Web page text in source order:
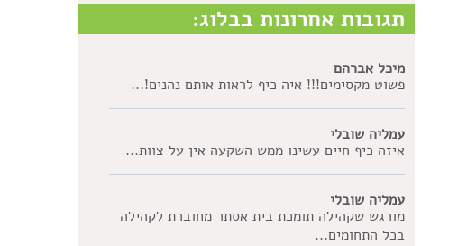
תגובות אחרונות בבלוג:
מיכל אברהם
פשוט מקסימים!!! איה כיף לראות אותם נהנים!...
עמליה שובלי
איזה כיף חיים עשינו ממש השקעה אין על צוות...
עמליה שובלי
מורגש שקהילה תומכת בית אסתר מחוברת לקהילה
בכל התחומים...